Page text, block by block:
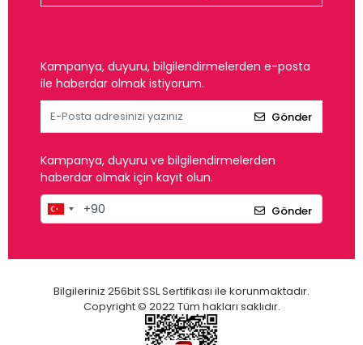
Kampanya, duyuru, bilgilendirmelerden e-posta
ile haberdar olmak istiyorum.
Gönder
Kampanya, duyuru ve bilgilendirmelerden
haberdar olmak için kayıt olun.
Gönder
Bilgileriniz 256bit SSL Sertifikası ile korunmaktadır.
Copyright © 2022 Tüm hakları saklıdır.